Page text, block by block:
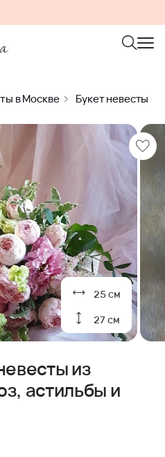
в Москве Букет невесты
25 см
27 см
из
астильбы и